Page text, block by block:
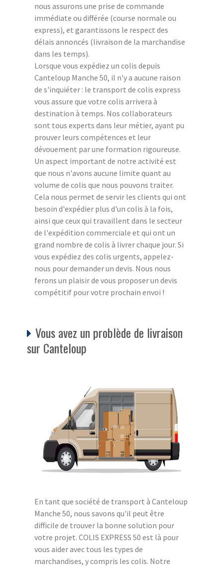
nous assurons une prise de commande
immédiate ou différée (course normale ou
express), et garantissons le respect des
délais annoncés (livraison de la marchandise
dans les temps).
Lorsque vous expédiez un colis depuis
Canteloup Manche 50, il n'y a aucune raison
de s'inquiéter : le transport de colis express
vous assure que votre colis arrivera à
destination à temps. Nos collaborateurs
sont tous experts dans leur métier, ayant pu
prouver leurs compétences et leur
dévouement par une formation rigoureuse.
Un aspect important de notre activité est
que nous n'avons aucune limite quant au
volume de colis que nous pouvons traiter.
Cela nous permet de servir les clients qui ont
besoin d'expédier plus d'un colis à la fois,
ainsi que ceux qui travaillent dans le secteur
de l'expédition commerciale et qui ont un
grand nombre de colis à livrer chaque jour. Si
vous expédiez des colis urgents, appelez-
nous pour demander un devis. Nous nous
ferons un plaisir de vous proposer un devis
compétitif pour votre prochain envoi !
Vous avez un problède de livraison
sur Canteloup
En tant que société de transport à Canteloup
Manche 50, nous savons qu'il peut être
difficile de trouver la bonne solution pour
votre projet. COLIS EXPRESS 50 est là pour
vous aider avec tous les types de
marchandises, y compris les colis. Notre